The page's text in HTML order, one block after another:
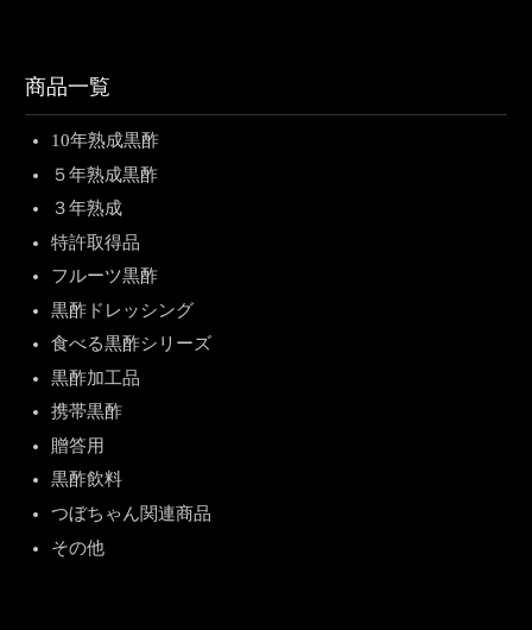
商品一覧
10年熟成黒酢
５年熟成黒酢
３年熟成
特許取得品
フルーツ黒酢
黒酢ドレッシング
食べる黒酢シリーズ
黒酢加工品
携帯黒酢
贈答用
黒酢飲料
つぼちゃん関連商品
その他